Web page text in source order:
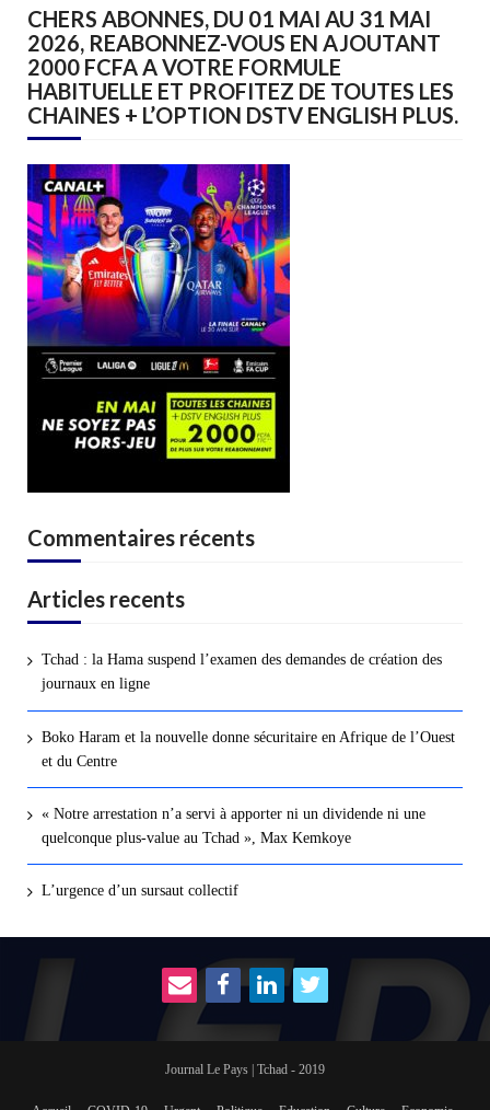
CHERS ABONNES, DU 01 MAI AU 31 MAI
2026, REABONNEZ-VOUS EN AJOUTANT
2000 FCFA A VOTRE FORMULE
HABITUELLE ET PROFITEZ DE TOUTES LES
CHAINES + L’OPTION DSTV ENGLISH PLUS.
Commentaires récents
Articles recents
Tchad : la Hama suspend l’examen des demandes de création des
journaux en ligne
Boko Haram et la nouvelle donne sécuritaire en Afrique de l’Ouest
et du Centre
« Notre arrestation n’a servi à apporter ni un dividende ni une
quelconque plus-value au Tchad », Max Kemkoye
L’urgence d’un sursaut collectif
Journal Le Pays | Tchad - 2019